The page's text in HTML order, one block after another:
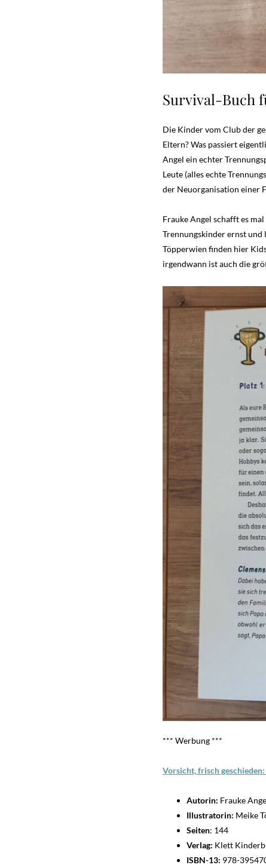
Survival-Buch
Die Kinder vom Club der
Eltern? Was passiert
Angel ein echter
Leute (alles echte
der Neuorganisation einer
Frauke Angel schafft es
Trennungskinder ernst
Töpperwien finden hier
irgendwann ist auch die
*** Werbung ***
Vorsicht, frisch
Autorin: Frauke
Illustratorin: Meike
Seiten: 144
Verlag: Klett
ISBN-13: 978-